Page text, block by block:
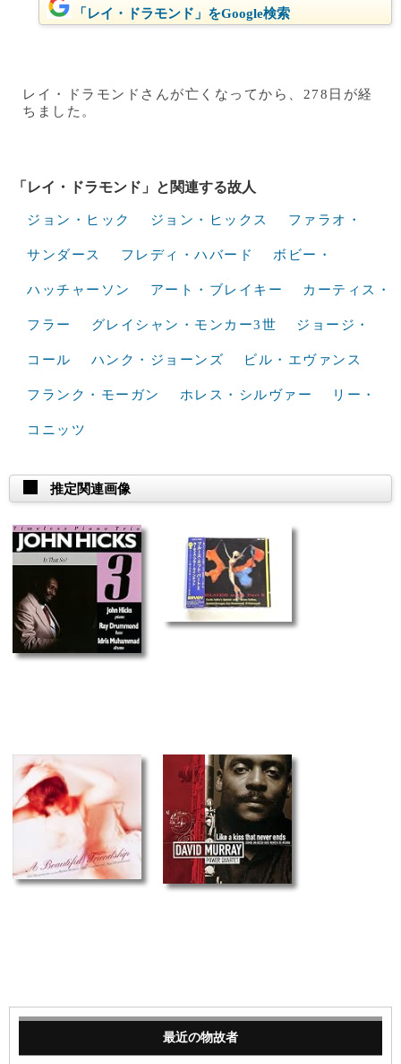
「レイ・ドラモンド」をGoogle検索
レイ・ドラモンドさんが亡くなってから、278日が経
ちました。
「レイ・ドラモンド」と関連する故人
ジョン・ヒック ジョン・ヒックス ファラオ・
サンダース フレディ・ハバード ボビー・
ハッチャーソン アート・ブレイキー カーティス・
フラー グレイシャン・モンカー3世 ジョージ・
コール ハンク・ジョーンズ ビル・エヴァンス
フランク・モーガン ホレス・シルヴァー リー・
コニッツ
推定関連画像
最近の物故者